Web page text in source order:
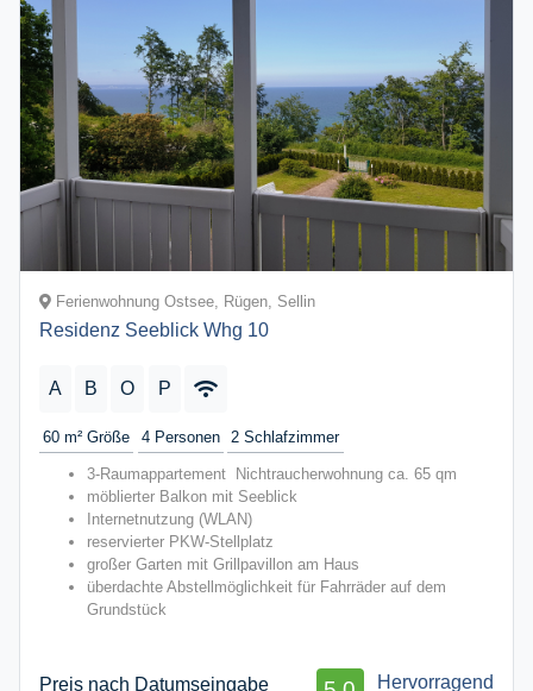
Ferienwohnung Ostsee, Rügen, Sellin
Residenz Seeblick Whg 10
A B O P
60 m² Größe 4 Personen 2 Schlafzimmer
3-Raumappartement Nichtraucherwohnung ca. 65 qm
möblierter Balkon mit Seeblick
Internetnutzung (WLAN)
reservierter PKW-Stellplatz
großer Garten mit Grillpavillon am Haus
überdachte Abstellmöglichkeit für Fahrräder auf dem
Grundstück
Preis nach Datumseingabe Hervorragend